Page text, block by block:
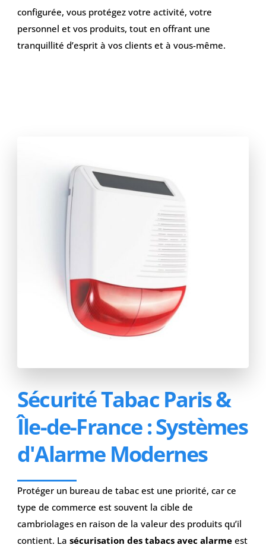
configurée, vous protégez votre activité, votre
personnel et vos produits, tout en offrant une
tranquillité d’esprit à vos clients et à vous-même.
Sécurité Tabac Paris &
Île-de-France : Systèmes
d'Alarme Modernes
Protéger un bureau de tabac est une priorité, car ce
type de commerce est souvent la cible de
cambriolages en raison de la valeur des produits qu’il
contient. La sécurisation des tabacs avec alarme est